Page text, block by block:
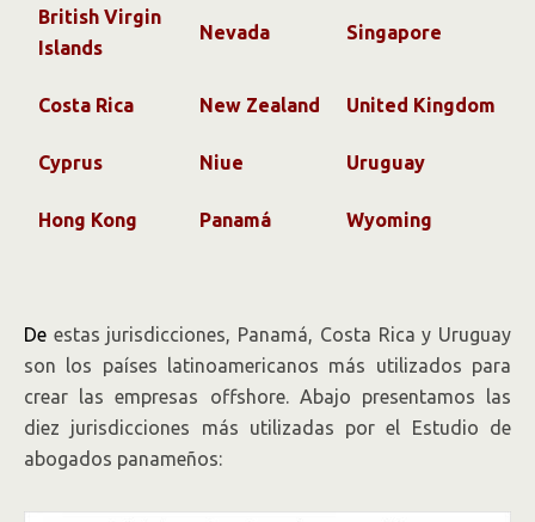
British Virgin
Islands
Nevada Singapore
Costa Rica New Zealand United Kingdom
Cyprus Niue Uruguay
Hong Kong Panamá Wyoming
De estas jurisdicciones, Panamá, Costa Rica y Uruguay
son los países latinoamericanos más utilizados para
crear las empresas offshore. Abajo presentamos las
diez jurisdicciones más utilizadas por el Estudio de
abogados panameños: